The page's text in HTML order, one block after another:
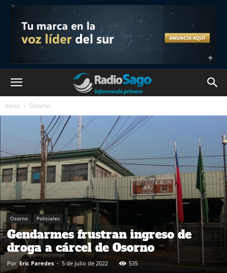
Inicio Osorno
Osorno Policiales
Gendarmes frustran ingreso de
droga a cárcel de Osorno
Por Eric Paredes - 5 de julio de 2022 535